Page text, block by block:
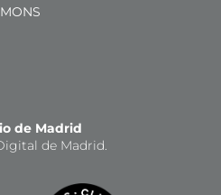
de Madrid
de Madrid.